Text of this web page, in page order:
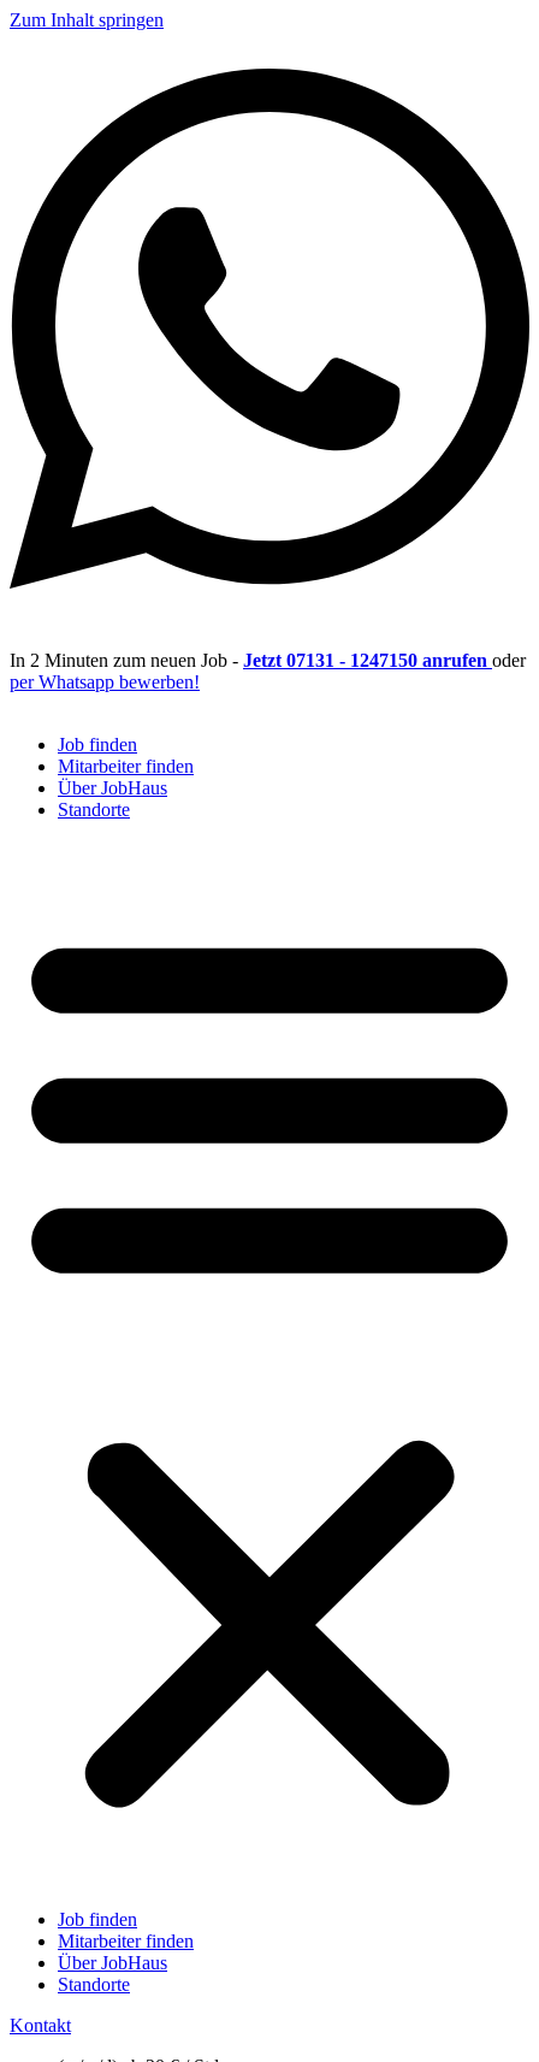
Zum Inhalt springen
In 2 Minuten zum neuen Job - Jetzt 07131 - 1247150 anrufen oder
per Whatsapp bewerben!
Job finden
Mitarbeiter finden
Über JobHaus
Standorte
Job finden
Mitarbeiter finden
Über JobHaus
Standorte
Kontakt